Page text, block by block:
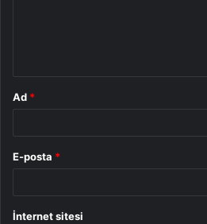
Ad *
E-posta *
İnternet sitesi